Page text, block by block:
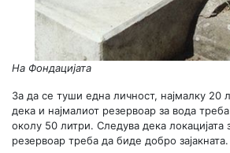
На Фондацијата
За да се туши една личност, најмалку 20
дека и најмалиот резервоар за вода
околу 50 литри. Следува дека локацијата
резервоар треба да биде добро зајакната.